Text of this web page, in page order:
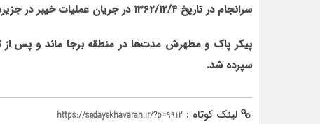
سرانجام در تاریخ ۱۳۶۲/۱۲/۴ در جریان عملیات خیبر در جزیره‌ی مجنون، به درجه رفیع شهادت نائل آمد.
پیکر پاک و مطهرش مدت‌ها در منطقه برجا ماند و پس
سپرده شد.
لینک کوتاه : https://sedayekhavaran.ir/?p=9912